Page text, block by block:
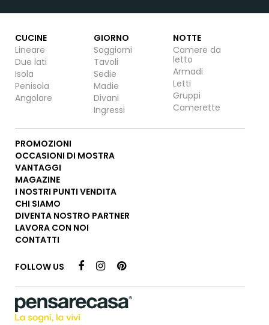
CUCINE
Lineare
Due lati
Isola
Penisola
Angolare
GIORNO
Soggiorni
Tavoli
Sedie
Madie
Divani
Ingressi
NOTTE
Camere da
letto
Armadi
Letti
Gruppi
Camerette
PROMOZIONI
OCCASIONI DI MOSTRA
VANTAGGI
MAGAZINE
I NOSTRI PUNTI VENDITA
CHI SIAMO
DIVENTA NOSTRO PARTNER
LAVORA CON NOI
CONTATTI
FOLLOW US